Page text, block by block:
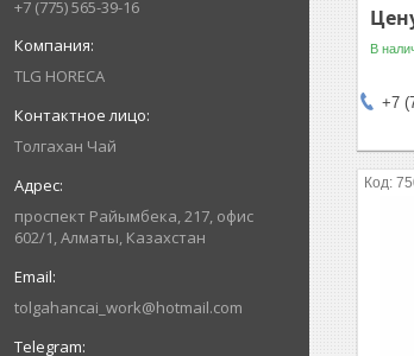
+7 (775) 565-39-16
TLG HORECA
Толгахан Чай
проспект Райымбека, 217, офис
602/1, Алматы, Казахстан
tolgahancai_work@hotmail.com
В
+7